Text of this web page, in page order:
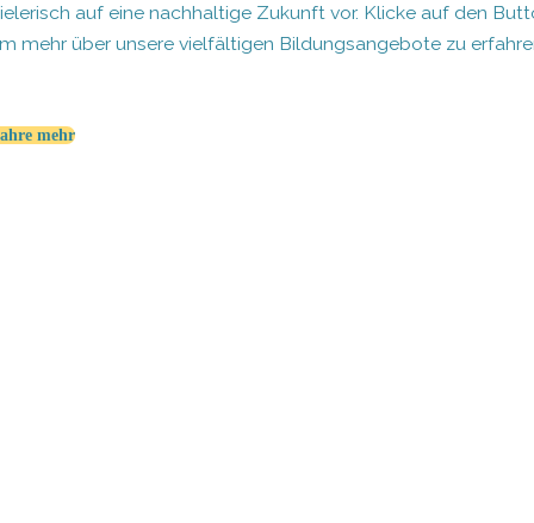
auf eine nachhaltige Zukunft vor. Klicke auf den
mehr über unsere vielfältigen Bildungsangebote zu
mehr